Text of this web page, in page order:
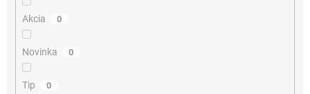
Akcia 0
Novinka 0
Tip 0